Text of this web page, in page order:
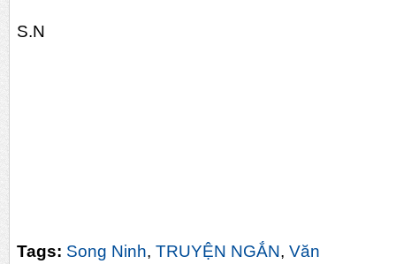
S.N
Tags: Song Ninh, TRUYỆN NGẮN, Văn